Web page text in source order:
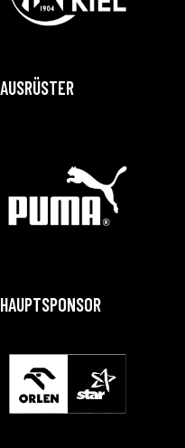
AUSRÜSTER
HAUPTSPONSOR